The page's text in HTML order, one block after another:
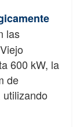
las
600 kW, la
de